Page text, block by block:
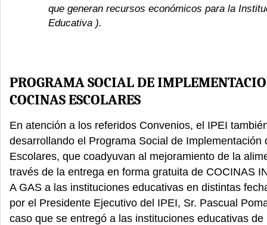
que generan recursos económicos para la
Educativa ).
PROGRAMA SOCIAL DE
COCINAS ESCOLARES
En atención a los referidos Convenios, el IPEI
desarrollando el Programa Social de Implementación
Escolares, que coadyuvan al mejoramiento de la
través de la entrega en forma gratuita de COCINAS
A GAS a las instituciones educativas en distintas
por el Presidente Ejecutivo del IPEI, Sr. Pascual
caso que se entregó a las instituciones educativas de